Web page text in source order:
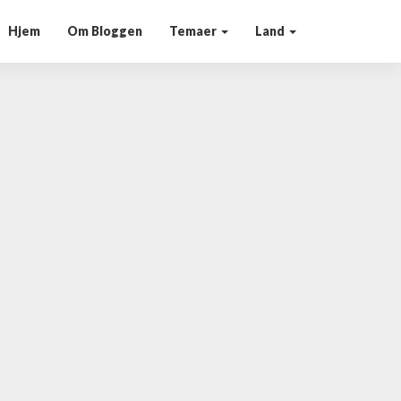
Hjem Om Bloggen Temaer Land